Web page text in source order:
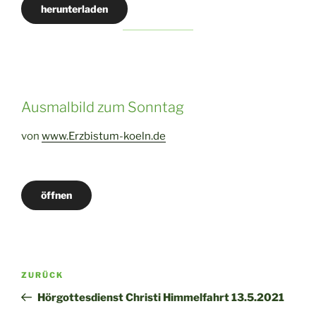
herunterladen
Ausmalbild zum Sonntag
von www.Erzbistum-koeln.de
öffnen
Beitragsnavigation
Vorheriger
Beitrag
ZURÜCK
Hörgottesdienst Christi Himmelfahrt 13.5.2021